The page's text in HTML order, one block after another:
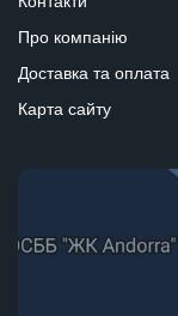
Про компанію
Доставка та оплата
Карта сайту